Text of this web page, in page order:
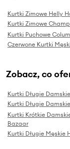
Kurtki Zimowe Helly
Kurtki Zimowe
Kurtki Puchowe
Czerwone Kurtki
Zobacz, co
Kurtki Długie
Kurtki Długie
Kurtki Krótkie
Bazaar
Kurtki Długie Męskie